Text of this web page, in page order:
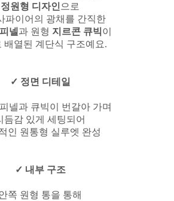
정원형 디자인 으로
파이어의 광채를 간직한
넬 과 원형 지르콘 큐빅 이
배열된 계단식 구조예요.
✓ 정면 디테일
넬과 큐빅이 번갈아 가며
듬감 있게 세팅되어
인 원통형 실루엣 완성
✓ 내부 구조
쪽 원형 통을 통해